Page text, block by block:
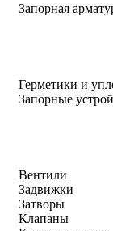
Запорная
Герметики и
Запорные
Вентили
Задвижки
Затворы
Клапаны